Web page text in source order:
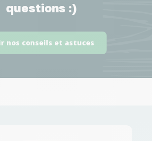
questions :)
nos conseils et astuces